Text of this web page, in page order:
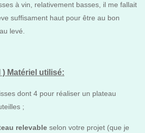
à vin, relativement basses, il me fallait
suffisament haut pour être au bon
levé.
I ) Matériel utilisé:
dont 4 pour réaliser un plateau
;
relevable selon votre projet (que je